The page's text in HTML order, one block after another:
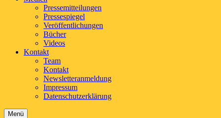
Pressemitteilungen
Pressespiegel
Veröffentlichungen
Bücher
Videos
Kontakt
Team
Kontakt
Newsletteranmeldung
Impressum
Datenschutzerklärung
Menü